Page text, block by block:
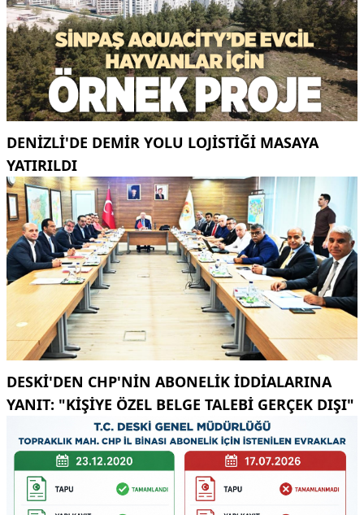
DENİZLİ'DE DEMİR YOLU LOJİSTİĞİ MASAYA
YATIRILDI
DESKİ'DEN CHP'NIN ABONELIK IDDIALARINA
YANIT: "KIŞIYE ÖZEL BELGE TALEBI GERÇEK DIŞI"